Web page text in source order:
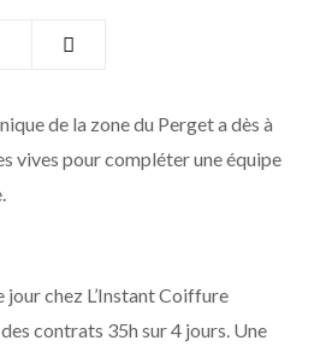
o r
de la zone du Perget a dès à
vives pour compléter une équipe
jour chez L’Instant Coiffure
contrats 35h sur 4 jours. Une